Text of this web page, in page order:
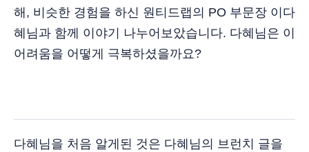
해, 비슷한 경험을 하신 원티드랩의 PO 부문장 이다
혜님과 함께 이야기 나누어보았습니다. 다혜님은 이
어려움을 어떻게 극복하셨을까요?
다혜님을 처음 알게된 것은 다혜님의 브런치 글을